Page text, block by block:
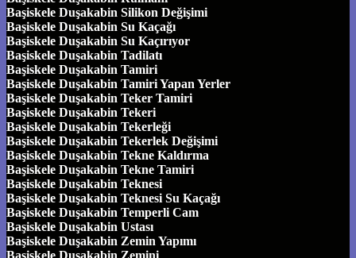
Başiskele Duşakabin Silikon Değişimi
Başiskele Duşakabin Su Kaçağı
Başiskele Duşakabin Su Kaçırıyor
Başiskele Duşakabin Tadilatı
Başiskele Duşakabin Tamiri
Başiskele Duşakabin Tamiri Yapan Yerler
Başiskele Duşakabin Teker Tamiri
Başiskele Duşakabin Tekeri
Başiskele Duşakabin Tekerleği
Başiskele Duşakabin Tekerlek Değişimi
Başiskele Duşakabin Tekne Kaldırma
Başiskele Duşakabin Tekne Tamiri
Başiskele Duşakabin Teknesi
Başiskele Duşakabin Teknesi Su Kaçağı
Başiskele Duşakabin Temperli Cam
Başiskele Duşakabin Ustası
Başiskele Duşakabin Zemin Yapımı